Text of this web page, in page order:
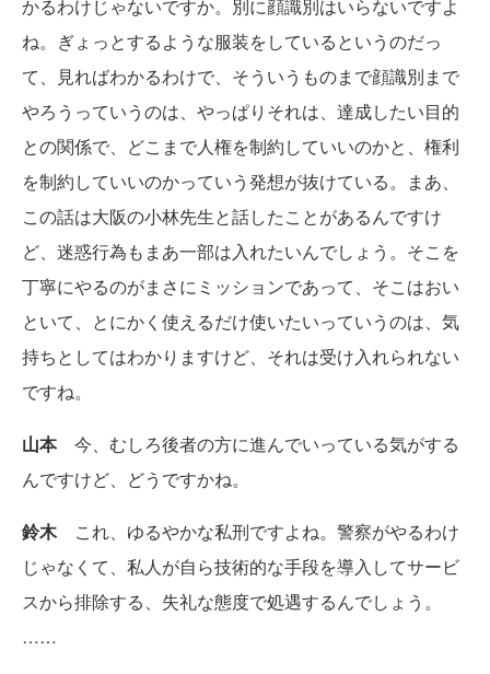
かるわけじゃないですか。別に顔識別はいらないですよ
ね。ぎょっとするような服装をしているというのだっ
て、見ればわかるわけで、そういうものまで顔識別まで
やろうっていうのは、やっぱりそれは、達成したい目的
との関係で、どこまで人権を制約していいのかと、権利
を制約していいのかっていう発想が抜けている。まあ、
この話は大阪の小林先生と話したことがあるんですけ
ど、迷惑行為もまあ一部は入れたいんでしょう。そこを
丁寧にやるのがまさにミッションであって、そこはおい
といて、とにかく使えるだけ使いたいっていうのは、気
持ちとしてはわかりますけど、それは受け入れられない
ですね。
山本 今、むしろ後者の方に進んでいっている気がする
んですけど、どうですかね。
鈴木 これ、ゆるやかな私刑ですよね。警察がやるわけ
じゃなくて、私人が自ら技術的な手段を導入してサービ
スから排除する、失礼な態度で処遇するんでしょう。
……